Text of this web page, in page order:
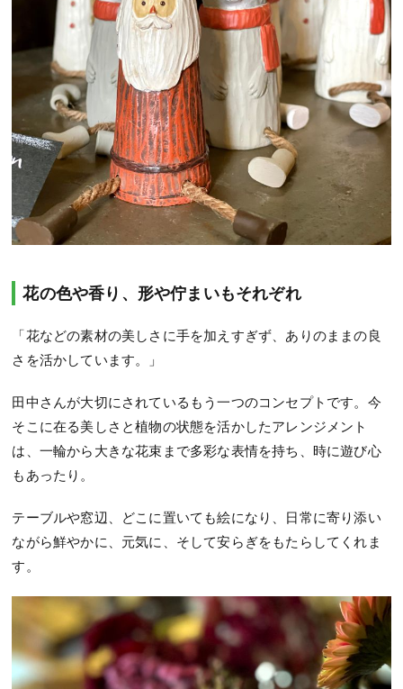
花の色や香り、形や佇まいもそれぞれ
「花などの素材の美しさに手を加えすぎず、ありのままの良
さを活かしています。」
田中さんが大切にされているもう一つのコンセプトです。今
そこに在る美しさと植物の状態を活かしたアレンジメント
は、一輪から大きな花束まで多彩な表情を持ち、時に遊び心
もあったり。
テーブルや窓辺、どこに置いても絵になり、日常に寄り添い
ながら鮮やかに、元気に、そして安らぎをもたらしてくれま
す。